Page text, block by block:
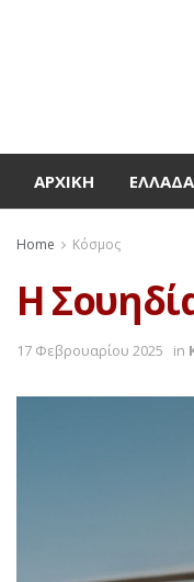
ΑΡΧΙΚΉ ΕΛΛΆΔΑ
Home Κόσμος
H
17 Φεβρουαρίου 2025 in